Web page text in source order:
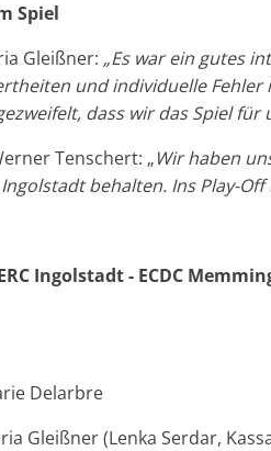
Spiel
Gleißner: „Es war ein gutes
und individuelle Fehler
dass wir das Spiel für
Tenschert: „Wir haben
Ingolstadt behalten. Ins Play-
Ingolstadt - ECDC
Delarbre
Gleißner (Lenka Serdar,